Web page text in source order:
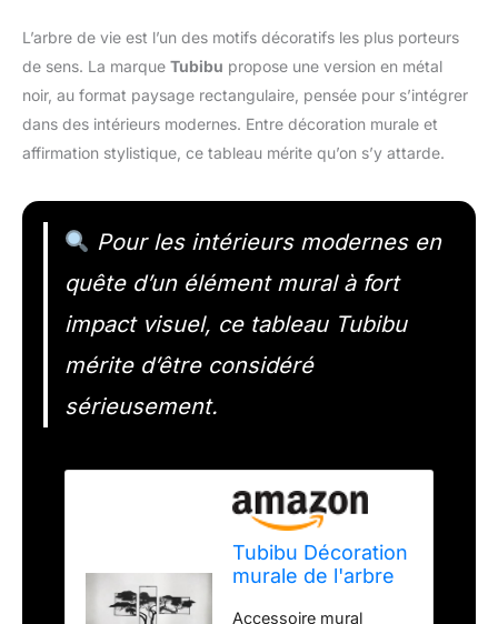
L’arbre de vie est l’un des motifs décoratifs les plus porteurs
de sens. La marque Tubibu propose une version en métal
noir, au format paysage rectangulaire, pensée pour s’intégrer
dans des intérieurs modernes. Entre décoration murale et
affirmation stylistique, ce tableau mérite qu’on s’y attarde.
Pour les intérieurs modernes en
quête d’un élément mural à fort
impact visuel, ce tableau Tubibu
mérite d’être considéré
sérieusement.
Tubibu Décoration
murale de l'arbre
Accessoire mural